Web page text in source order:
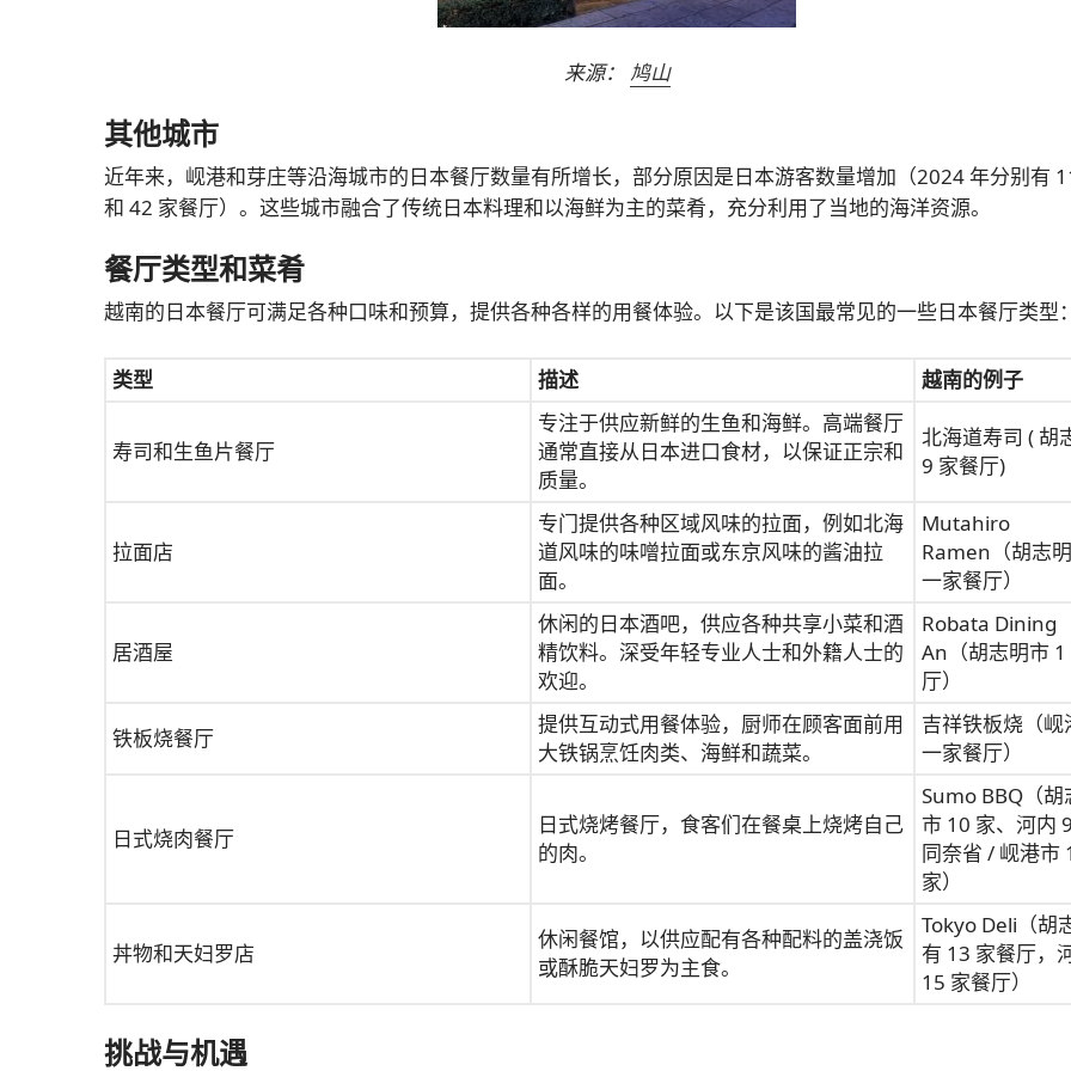
来源： 鸠山
其他城市
近年来，岘港和芽庄等沿海城市的日本餐厅数量有所增长，部分原因是日本游客数量增加（2024 年分别有
和 42 家餐厅）。这些城市融合了传统日本料理和以海鲜为主的菜肴，充分利用了当地的海洋资源。
餐厅类型和菜肴
越南的日本餐厅可满足各种口味和预算，提供各种各样的用餐体验。以下是该国最常见的一些日本餐厅类型：
类型 描述 越南的例子
寿司和生鱼片餐厅
专注于供应新鲜的生鱼和海鲜。高端餐厅
通常直接从日本进口食材，以保证正宗和
质量。
北海道寿司 ( 胡
9 家餐厅)
拉面店
专门提供各种区域风味的拉面，例如北海
道风味的味噌拉面或东京风味的酱油拉
面。
Mutahiro
Ramen（胡志
一家餐厅）
居酒屋
休闲的日本酒吧，供应各种共享小菜和酒
精饮料。深受年轻专业人士和外籍人士的
欢迎。
Robata Dining
An（胡志明市 1
厅）
铁板烧餐厅
提供互动式用餐体验，厨师在顾客面前用
大铁锅烹饪肉类、海鲜和蔬菜。
吉祥铁板烧（岘
一家餐厅）
日式烧肉餐厅
日式烧烤餐厅，食客们在餐桌上烧烤自己
的肉。
Sumo BBQ（胡
市 10 家、河内 9
同奈省 / 岘港市 1
家）
丼物和天妇罗店
休闲餐馆，以供应配有各种配料的盖浇饭
或酥脆天妇罗为主食。
Tokyo Deli（胡
有 13 家餐厅，
15 家餐厅）
挑战与机遇